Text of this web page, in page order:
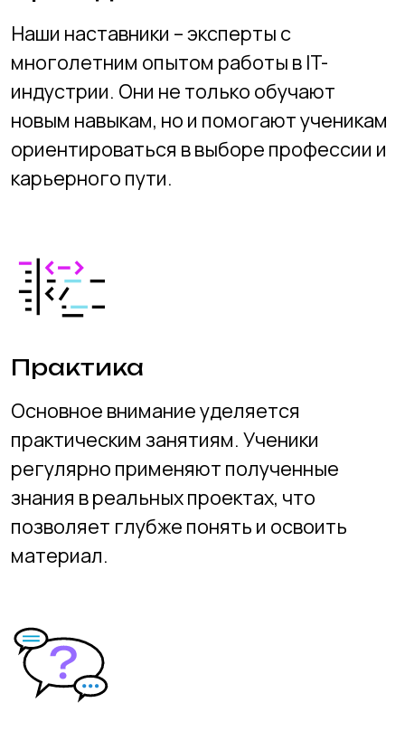
Завершение курса сопровождается
выполнением и защитой дипломного
проекта. Это помогает ученикам
продемонстрировать свои достижения и
умения перед преподавателями и
родителями.
Портфолио
создает личное
портфолио, в которое входят все
выполненные проекты и достижения.
Это
портфолио станет важным
инструментом при поступлении в
учебные
заведения и поиске работы.
Ученики и родители
рассказывают о нас